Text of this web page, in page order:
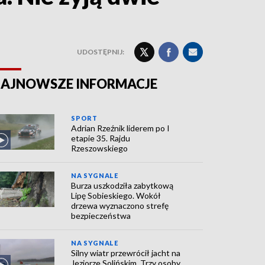
UDOSTĘPNIJ:
INFORMACJE
SPORT
Adrian Rzeźnik liderem po I
etapie 35. Rajdu
Rzeszowskiego
NA SYGNALE
Burza uszkodziła zabytkową
Lipę Sobieskiego. Wokół
drzewa wyznaczono strefę
bezpieczeństwa
NA SYGNALE
Silny wiatr przewrócił jacht na
Jeziorze Solińskim. Trzy osoby